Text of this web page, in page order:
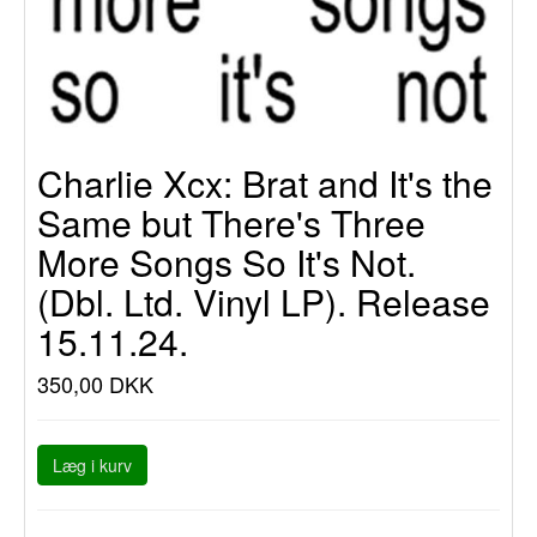
Charlie Xcx: Brat and It's the
Same but There's Three
More Songs So It's Not.
(Dbl. Ltd. Vinyl LP). Release
15.11.24.
350,00 DKK
Læg i kurv